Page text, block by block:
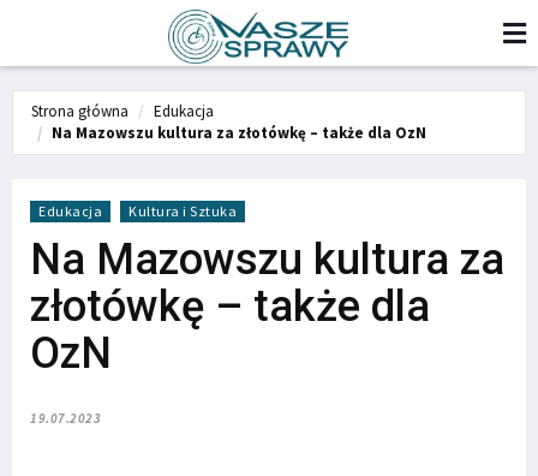
Strona główna
Edukacja
Na Mazowszu kultura za złotówkę – także dla OzN
Edukacja Kultura i Sztuka
Na Mazowszu kultura za
złotówkę – także dla
OzN
19.07.2023